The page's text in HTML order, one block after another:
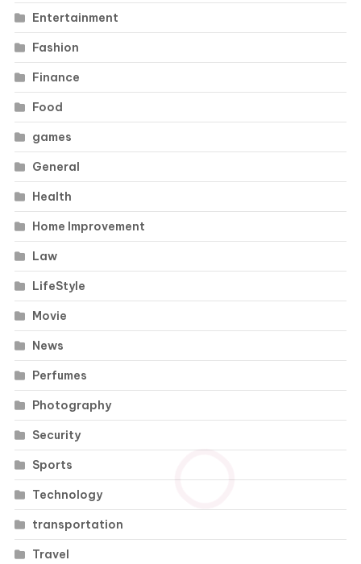
Entertainment
Fashion
Finance
Food
games
General
Health
Home Improvement
Law
LifeStyle
Movie
News
Perfumes
Photography
Security
Sports
Technology
transportation
Travel